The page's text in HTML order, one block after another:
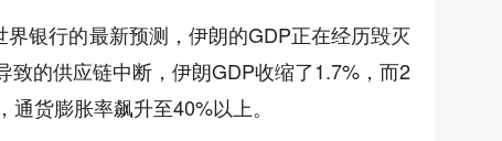
银行的最新预测，伊朗的GDP正在经历毁灭
致的供应链中断，伊朗GDP收缩了1.7%，而2
货膨胀率飙升至40%以上。